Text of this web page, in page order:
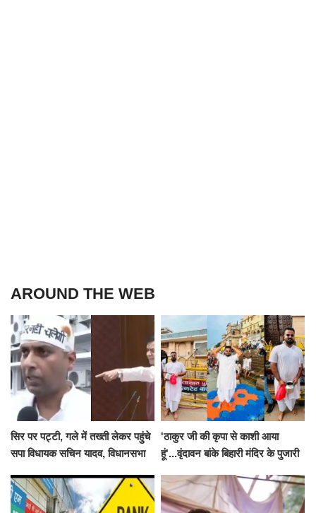
AROUND THE WEB
सिर पर पट्टी, गले में तख्ती लेकर पहुंचे
सपा विधायक सचिन यादव, विधानसभा
निलंबित
'ठाकुर जी की कृपा से काशी आया
हूं'...वृंदावन बांके बिहारी मंदिर के पुजारी
जलाभिषेक